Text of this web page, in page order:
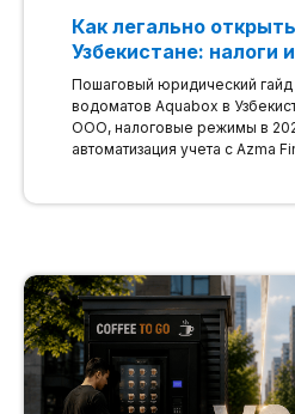
Как легально
Узбекистане: налоги
Пошаговый юридический гайд
водоматов Aquabox в
ООО, налоговые режимы в
автоматизация учета с Azma